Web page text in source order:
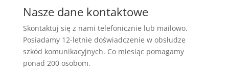
Nasze dane kontaktowe
Skontaktuj się z nami telefonicznie lub mailowo.
Posiadamy 12-letnie doświadczenie w obsłudze
szkód komunikacyjnych. Co miesiąc pomagamy
ponad 200 osobom.